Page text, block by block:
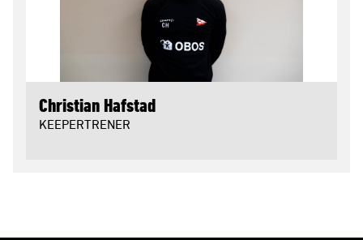
Christian Hafstad
KEEPERTRENER